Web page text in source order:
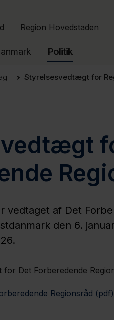
Region Hovedstaden
Politik
Styrelsesvedtægt for
vedtaget af Det
den 6. januar
Det Forberedende
Regionsråd (pdf)